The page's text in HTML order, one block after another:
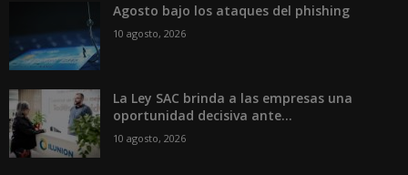
Agosto bajo los ataques del phishing
10 agosto, 2026
La Ley SAC brinda a las empresas una
oportunidad decisiva ante...
10 agosto, 2026